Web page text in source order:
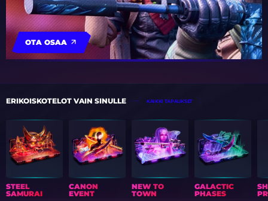
OTA OSAA
ERIKOISKOTELOT VAIN SINULLE KAIKKI TAPAUKSET
STEEL
SAMURAI
CANON
EVENT
NEW TO
TOWN
GALACTIC
PHASES